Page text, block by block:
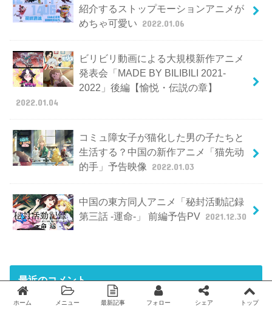
紹介するストップモーションアニメが
めちゃ可愛い 2022.01.06
ビリビリ動画による大規模新作アニメ
発表会「MADE BY BILIBILI 2021-
2022」後編【愉悦・伝説の章】
2022.01.04
コミュ障女子が猫化した男の子たちと
生活する？中国の新作アニメ「猫先动
的手」予告映像
2022.01.03
中国の東方同人アニメ「秘封活動記録
第三話 -運命-」 前編予告PV 2021.12.30
最近のコメント
ホーム メニュー 最新記事 フォロー シェア トップ
Twitter facebook